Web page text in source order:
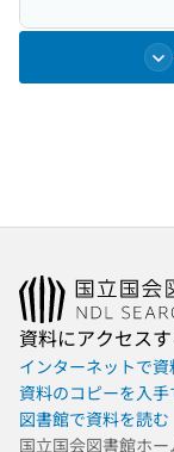
資料にアクセス
インターネットで資
資料のコピーを入手
図書館で資料を読む
国立国会図書館ホー